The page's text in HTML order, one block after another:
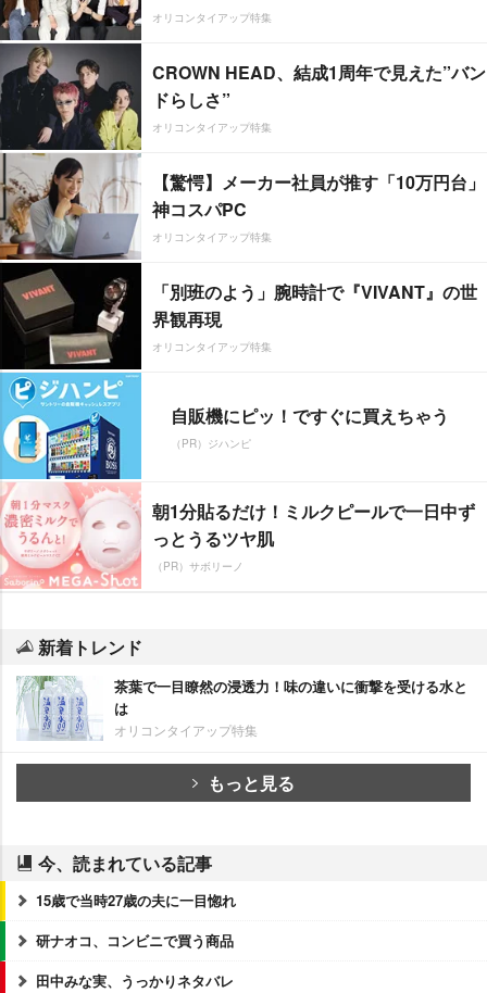
オリコンタイアップ特集
CROWN HEAD、結成1周年で見えた”バン
ドらしさ”
オリコンタイアップ特集
【驚愕】メーカー社員が推す「10万円台」
神コスパPC
オリコンタイアップ特集
「別班のよう」腕時計で『VIVANT』の世
界観再現
オリコンタイアップ特集
自販機にピッ！ですぐに買えちゃう
（PR）ジハンピ
朝1分貼るだけ！ミルクピールで一日中ず
っとうるツヤ肌
（PR）サボリーノ
新着トレンド
茶葉で一目瞭然の浸透力！味の違いに衝撃を受ける水と
は
オリコンタイアップ特集
もっと見る
今、読まれている記事
15歳で当時27歳の夫に一目惚れ
研ナオコ、コンビニで買う商品
田中みな実、うっかりネタバレ